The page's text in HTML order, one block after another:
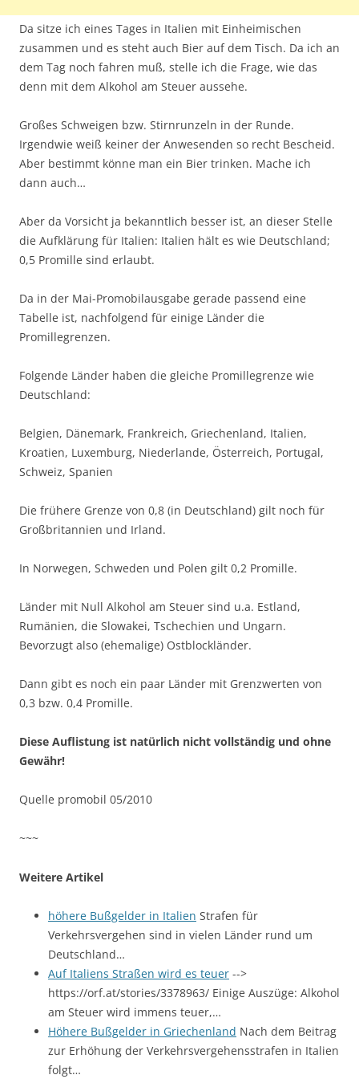
Da sitze ich eines Tages in Italien mit Einheimischen
zusammen und es steht auch Bier auf dem Tisch. Da ich an
dem Tag noch fahren muß, stelle ich die Frage, wie das
denn mit dem Alkohol am Steuer aussehe.
Großes Schweigen bzw. Stirnrunzeln in der Runde.
Irgendwie weiß keiner der Anwesenden so recht Bescheid.
Aber bestimmt könne man ein Bier trinken. Mache ich
dann auch…
Aber da Vorsicht ja bekanntlich besser ist, an dieser Stelle
die Aufklärung für Italien: Italien hält es wie Deutschland;
0,5 Promille sind erlaubt.
Da in der Mai-Promobilausgabe gerade passend eine
Tabelle ist, nachfolgend für einige Länder die
Promillegrenzen.
Folgende Länder haben die gleiche Promillegrenze wie
Deutschland:
Belgien, Dänemark, Frankreich, Griechenland, Italien,
Kroatien, Luxemburg, Niederlande, Österreich, Portugal,
Schweiz, Spanien
Die frühere Grenze von 0,8 (in Deutschland) gilt noch für
Großbritannien und Irland.
In Norwegen, Schweden und Polen gilt 0,2 Promille.
Länder mit Null Alkohol am Steuer sind u.a. Estland,
Rumänien, die Slowakei, Tschechien und Ungarn.
Bevorzugt also (ehemalige) Ostblockländer.
Dann gibt es noch ein paar Länder mit Grenzwerten von
0,3 bzw. 0,4 Promille.
Diese Auflistung ist natürlich nicht vollständig und ohne
Gewähr!
Quelle promobil 05/2010
~~~
Weitere Artikel
höhere Bußgelder in Italien Strafen für
Verkehrsvergehen sind in vielen Länder rund um
Deutschland…
Auf Italiens Straßen wird es teuer -->
https://orf.at/stories/3378963/ Einige Auszüge: Alkohol
am Steuer wird immens teuer,…
Höhere Bußgelder in Griechenland Nach dem Beitrag
zur Erhöhung der Verkehrsvergehensstrafen in Italien
folgt…